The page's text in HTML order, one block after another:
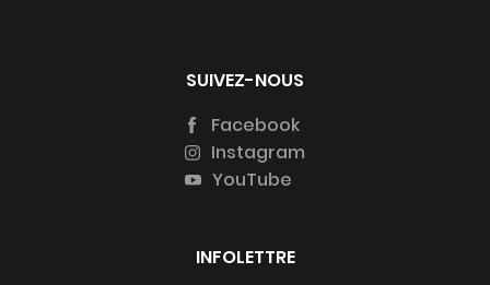
SUIVEZ-NOUS
Facebook
Instagram
YouTube
INFOLETTRE